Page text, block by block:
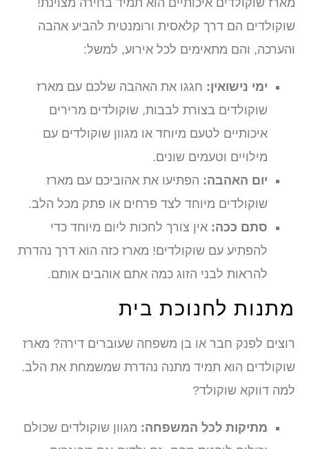
שוקולדים הם דרך קלאסית ורומנטית להביע אהבה
והערכה, והם מתאימים לכל אירוע, למשל:
ימי נישואין: חגגו את האהבה שלכם עם מארז
שוקולדים בצורת לבבות, שוקולדים מרירים
איכותיים לטעם מיוחד או מגוון שוקולדים עם
מילויים וטעמים שונים.
יום האהבה: הפתיעו את אהוביכם עם מארז
שוקולדים מיוחד לצד פרחים או פתק מכל הלב.
סתם ככה: אין צורך לחכות ליום מיוחד כדי
להפתיע עם שוקולדים! מארז כזה הוא דרך נהדרת
להראות לבני הזוג כמה אתם אוהבים אותם.
מתנות לחנוכת בית
רוצים לפנק חבר או בן משפחה שעוברים דירה? מארז
שוקולדים הוא תמיד מתנה נהדרת שמשמחת את הלב.
למה דווקא שוקולד?
מתיקות לכל המשפחה: מגוון שוקולדים שכולם